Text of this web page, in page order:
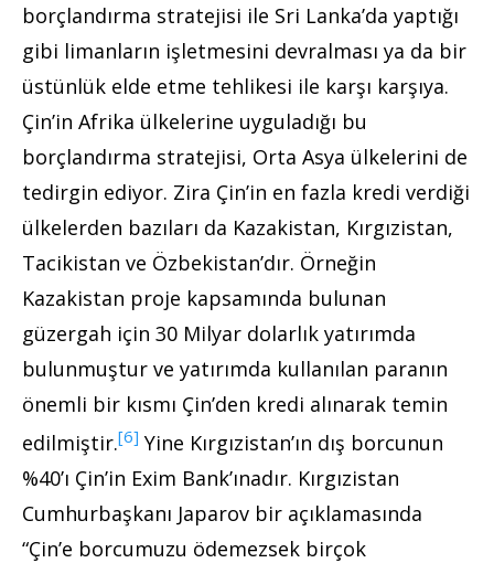
borçlandırma stratejisi ile Sri Lanka’da yaptığı
gibi limanların işletmesini devralması ya da bir
üstünlük elde etme tehlikesi ile karşı karşıya.
Çin’in Afrika ülkelerine uyguladığı bu
borçlandırma stratejisi, Orta Asya ülkelerini de
tedirgin ediyor. Zira Çin’in en fazla kredi verdiği
ülkelerden bazıları da Kazakistan, Kırgızistan,
Tacikistan ve Özbekistan’dır. Örneğin
Kazakistan proje kapsamında bulunan
güzergah için 30 Milyar dolarlık yatırımda
bulunmuştur ve yatırımda kullanılan paranın
önemli bir kısmı Çin’den kredi alınarak temin
edilmiştir.[6] Yine Kırgızistan’ın dış borcunun
%40’ı Çin’in Exim Bank’ınadır. Kırgızistan
Cumhurbaşkanı Japarov bir açıklamasında
“Çin’e borcumuzu ödemezsek birçok